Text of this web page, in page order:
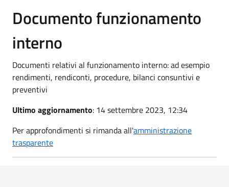
Documento funzionamento
interno
Documenti relativi al funzionamento interno: ad esempio
rendimenti, rendiconti, procedure, bilanci consuntivi e
preventivi
Ultimo aggiornamento: 14 settembre 2023, 12:34
Per approfondimenti si rimanda all'amministrazione
trasparente